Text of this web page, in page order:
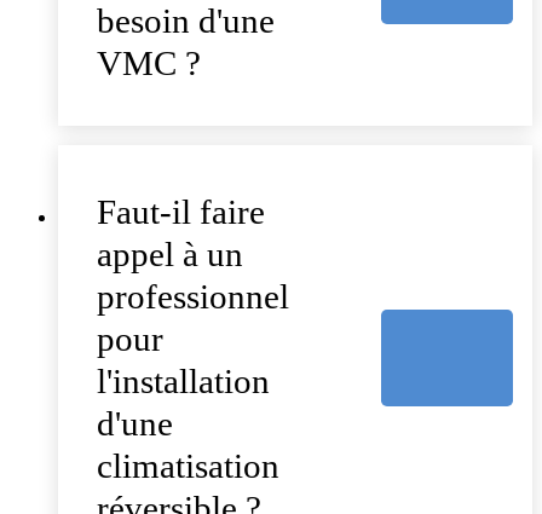
besoin d'une
VMC ?
Faut-il faire
appel à un
professionnel
pour
l'installation
d'une
climatisation